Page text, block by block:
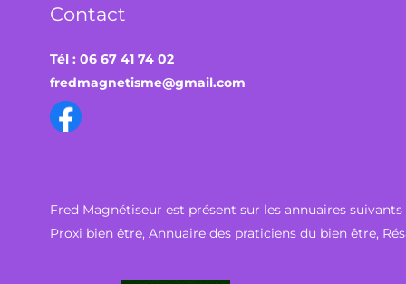
Contact
Tél : 06 67 41 74 02
fredmagnetisme@gmail.com
Fred Magnétiseur est présent sur les annuaires suivants
Proxi bien être, Annuaire des praticiens du bien être,